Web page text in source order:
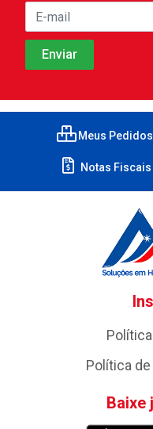
Meus Pedidos
Notas Fiscais
Política
Baixe